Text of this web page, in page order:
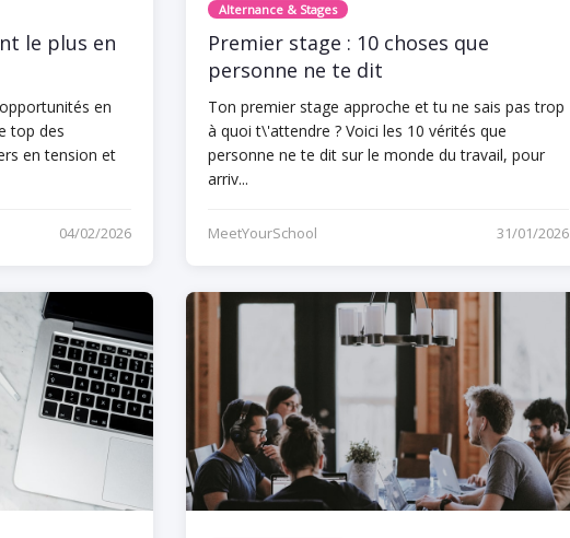
le plus en
en
top des
en tension et
04/02/2026
Alternance & Stages
Premier stage : 10 choses que
personne ne te dit
Ton premier stage approche et tu ne sais pas trop
à quoi t\'attendre ? Voici les 10 vérités que
personne ne te dit sur le monde du travail, pour
arriv...
MeetYourSchool 31/01/2026